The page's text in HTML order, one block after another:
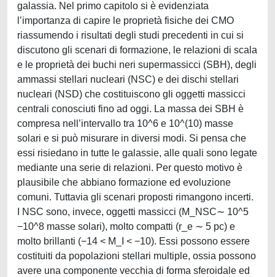
galassia. Nel primo capitolo si è evidenziata
l’importanza di capire le proprietà fisiche dei CMO
riassumendo i risultati degli studi precedenti in cui si
discutono gli scenari di formazione, le relazioni di scala
e le proprietà dei buchi neri supermassicci (SBH), degli
ammassi stellari nucleari (NSC) e dei dischi stellari
nucleari (NSD) che costituiscono gli oggetti massicci
centrali conosciuti fino ad oggi. La massa dei SBH è
compresa nell’intervallo tra 10^6 e 10^(10) masse
solari e si può misurare in diversi modi. Si pensa che
essi risiedano in tutte le galassie, alle quali sono legate
mediante una serie di relazioni. Per questo motivo è
plausibile che abbiano formazione ed evoluzione
comuni. Tuttavia gli scenari proposti rimangono incerti.
I NSC sono, invece, oggetti massicci (M_NSC∼ 10^5
−10^8 masse solari), molto compatti (r_e ∼ 5 pc) e
molto brillanti (−14 < M_I < −10). Essi possono essere
costituiti da popolazioni stellari multiple, ossia possono
avere una componente vecchia di forma sferoidale ed